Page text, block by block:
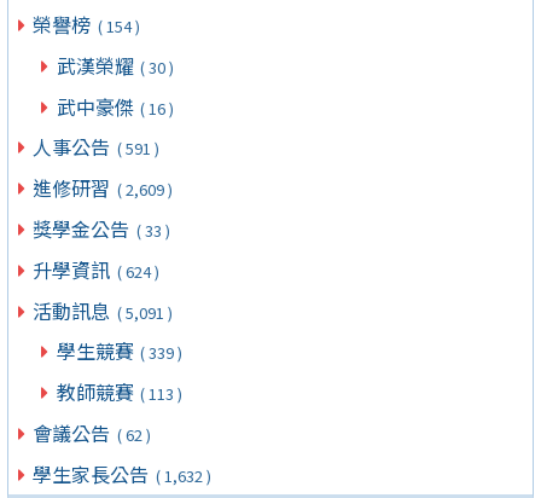
榮譽榜 ( 154 )
武漢榮耀 ( 30 )
武中豪傑 ( 16 )
人事公告 ( 591 )
進修研習 ( 2,609 )
獎學金公告 ( 33 )
升學資訊 ( 624 )
活動訊息 ( 5,091 )
學生競賽 ( 339 )
教師競賽 ( 113 )
會議公告 ( 62 )
學生家長公告 ( 1,632 )